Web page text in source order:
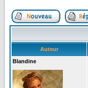
Auteur
Blandine